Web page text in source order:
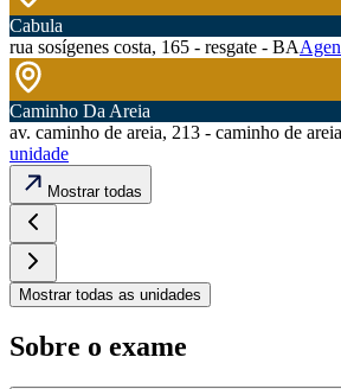
Cabula
rua sosígenes costa, 165 - resgate - BA
Caminho Da Areia
av. caminho de areia, 213 - caminho de
unidade
Mostrar todas
Mostrar todas as unidades
Sobre o exame